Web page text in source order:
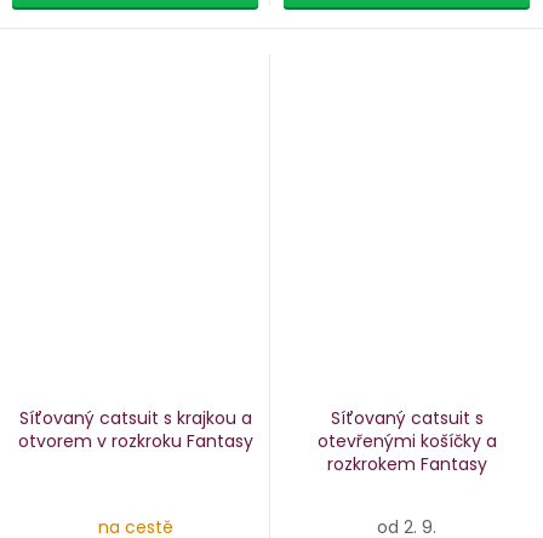
Síťovaný catsuit s krajkou a
otvorem v rozkroku Fantasy
na cestě
Síťovaný catsuit s
otevřenými košíčky a
rozkrokem Fantasy
od 2. 9.